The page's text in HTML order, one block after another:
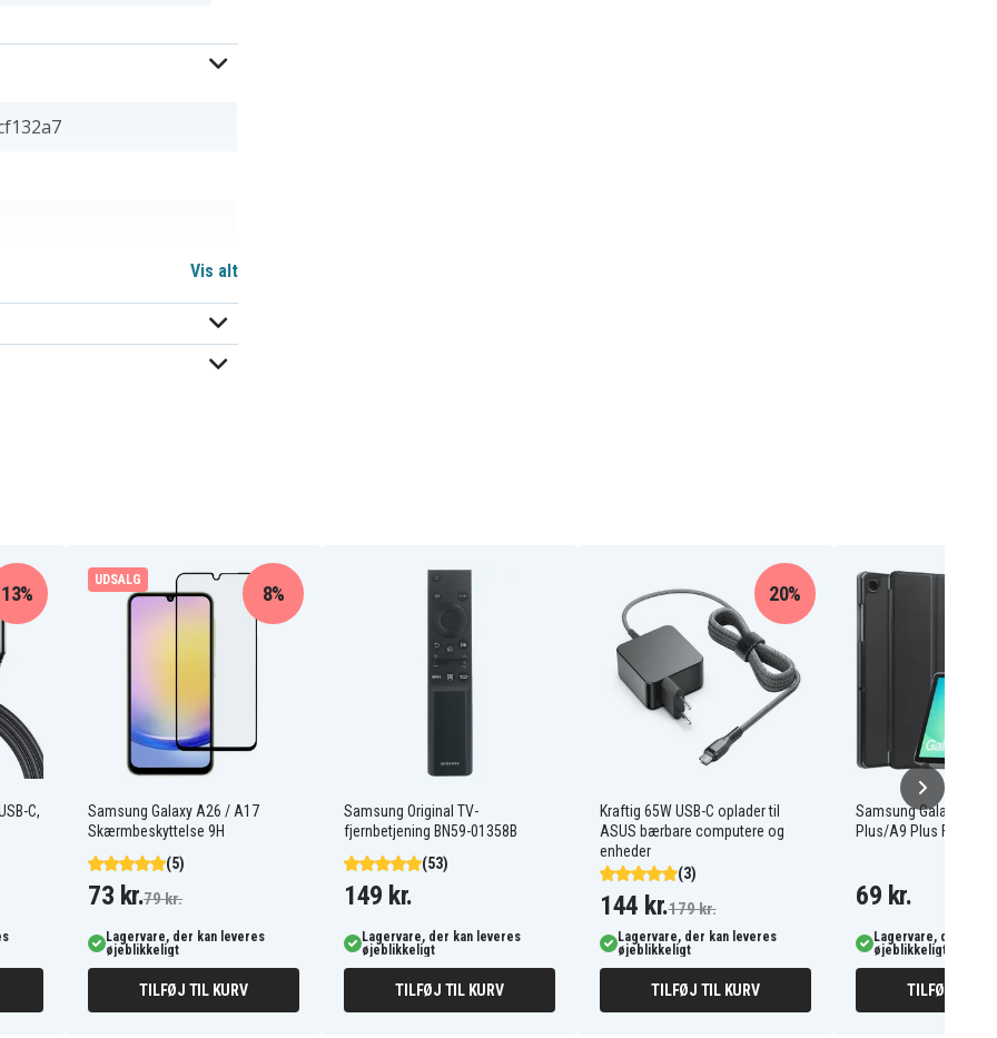
Samsung Diva Diamond
Samsung E2652W
Samsung GT-C5130S
Samsung SGH-L258
Samsung SGH-W539
Vis alt
C,
13%
UDSALG
Samsung Galaxy A26 / A17
Skærmbeskyttelse 9H
(5)
8%
73 kr.79 kr.
Lagervare, der kan leveres
øjeblikkeligt
TILFØJ TIL KURV
Samsung Original TV-
fjernbetjening BN59-01358B
(53)
149 kr.
Lagervare, der kan leveres
øjeblikkeligt
TILFØJ TIL KURV
Kraftig 65W USB-C oplader til
ASUS bærbare computere og
enheder
(3)
20%
144 kr.179 kr.
Lagervare, der kan leveres
øjeblikkeligt
TILFØJ TIL KURV
Samsung Galaxy Tab
Plus/A9 Plus Flip
69 kr.
Lagervare, der kan
øjeblikkeligt
TILFØJ TIL